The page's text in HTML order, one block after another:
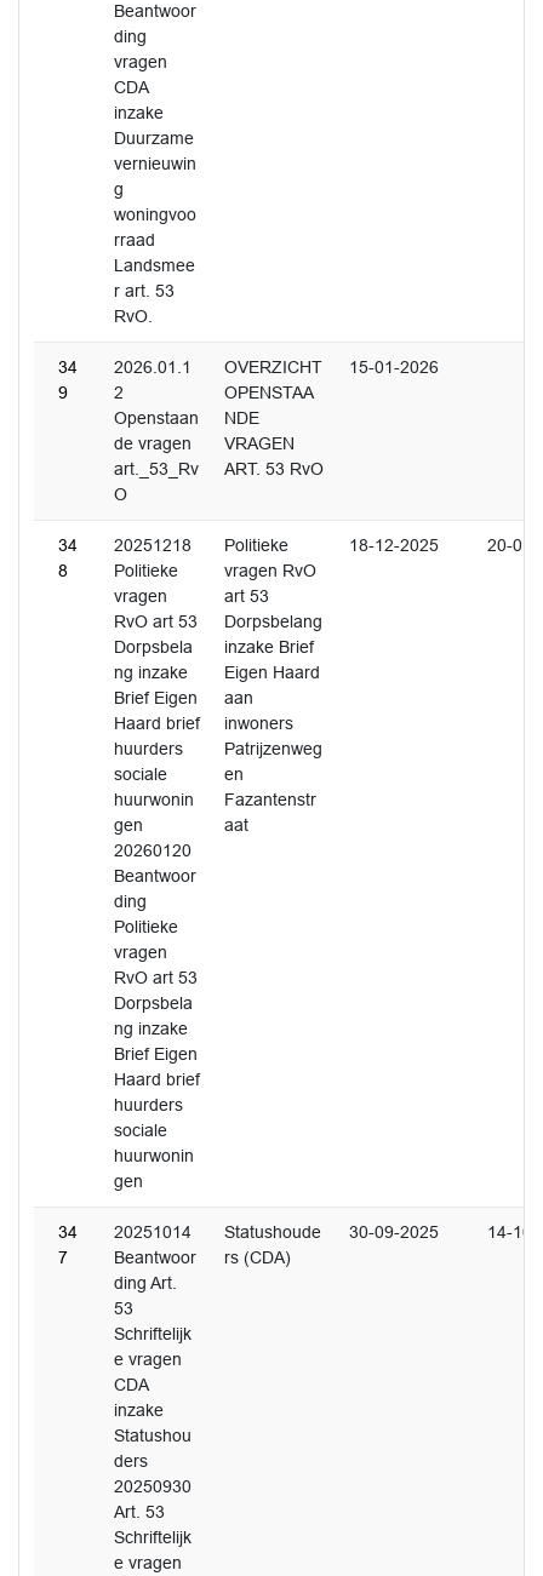
Beantwoor
ding
vragen
CDA
inzake
Duurzame
vernieuwin
g
woningvoo
rraad
Landsmee
r art. 53
RvO.
34
9
2026.01.1
2
Openstaan
de vragen
art._53_Rv
O
OVERZICHT
OPENSTAA
NDE
VRAGEN
ART. 53 RvO
15-01-2026
34
8
20251218
Politieke
vragen
RvO art 53
Dorpsbela
ng inzake
Brief Eigen
Haard brief
huurders
sociale
huurwonin
gen
20260120
Beantwoor
ding
Politieke
vragen
RvO art 53
Dorpsbela
ng inzake
Brief Eigen
Haard brief
huurders
sociale
huurwonin
gen
Politieke
vragen RvO
art 53
Dorpsbelang
inzake Brief
Eigen Haard
aan
inwoners
Patrijzenweg
en
Fazantenstr
aat
18-12-2025 20-01-
34
7
20251014
Beantwoor
ding Art.
53
Schriftelijk
e vragen
CDA
inzake
Statushou
ders
20250930
Art. 53
Schriftelijk
e vragen
Statushoude
rs (CDA)
30-09-2025 14-10-